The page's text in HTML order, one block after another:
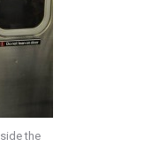
the